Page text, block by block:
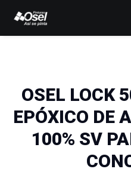
OSEL LOCK
EPÓXICO DE
100% SV